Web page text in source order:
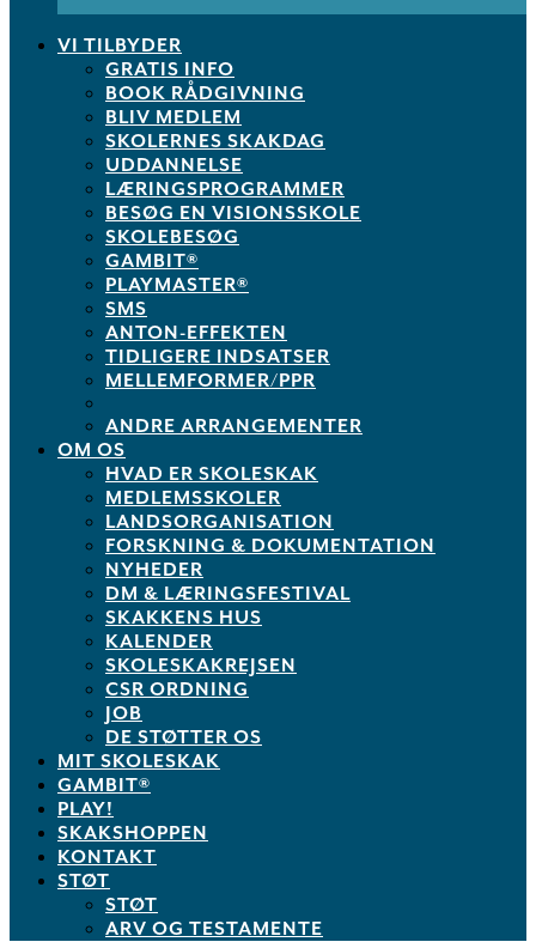
VI TILBYDER
GRATIS INFO
BOOK RÅDGIVNING
BLIV MEDLEM
SKOLERNES SKAKDAG
UDDANNELSE
LÆRINGSPROGRAMMER
BESØG EN VISIONSSKOLE
SKOLEBESØG
GAMBIT®
PLAYMASTER®
SMS
ANTON-EFFEKTEN
TIDLIGERE INDSATSER
MELLEMFORMER/PPR
ANDRE ARRANGEMENTER
OM OS
HVAD ER SKOLESKAK
MEDLEMSSKOLER
LANDSORGANISATION
FORSKNING & DOKUMENTATION
NYHEDER
DM & LÆRINGSFESTIVAL
SKAKKENS HUS
KALENDER
SKOLESKAKREJSEN
CSR ORDNING
JOB
DE STØTTER OS
MIT SKOLESKAK
GAMBIT®
PLAY!
SKAKSHOPPEN
KONTAKT
STØT
STØT
ARV OG TESTAMENTE